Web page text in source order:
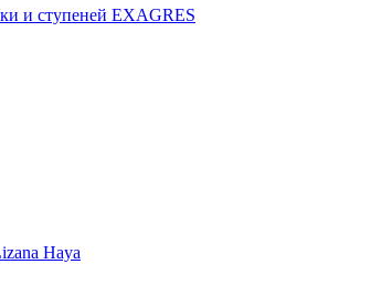
и ступеней EXAGRES
Haya